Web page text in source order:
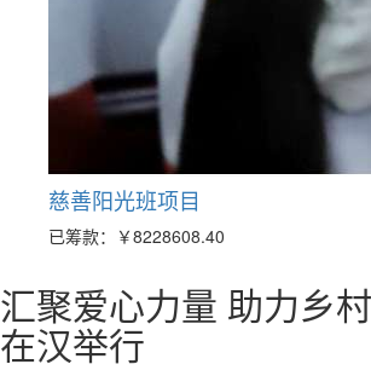
慈善阳光班项目
已筹款： ￥8228608.40
汇聚爱心力量 助力乡
在汉举行